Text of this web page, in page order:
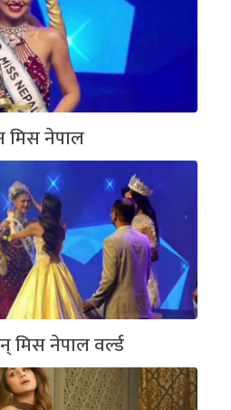
मिस नेपाल
मिस नेपाल वर्ल्ड